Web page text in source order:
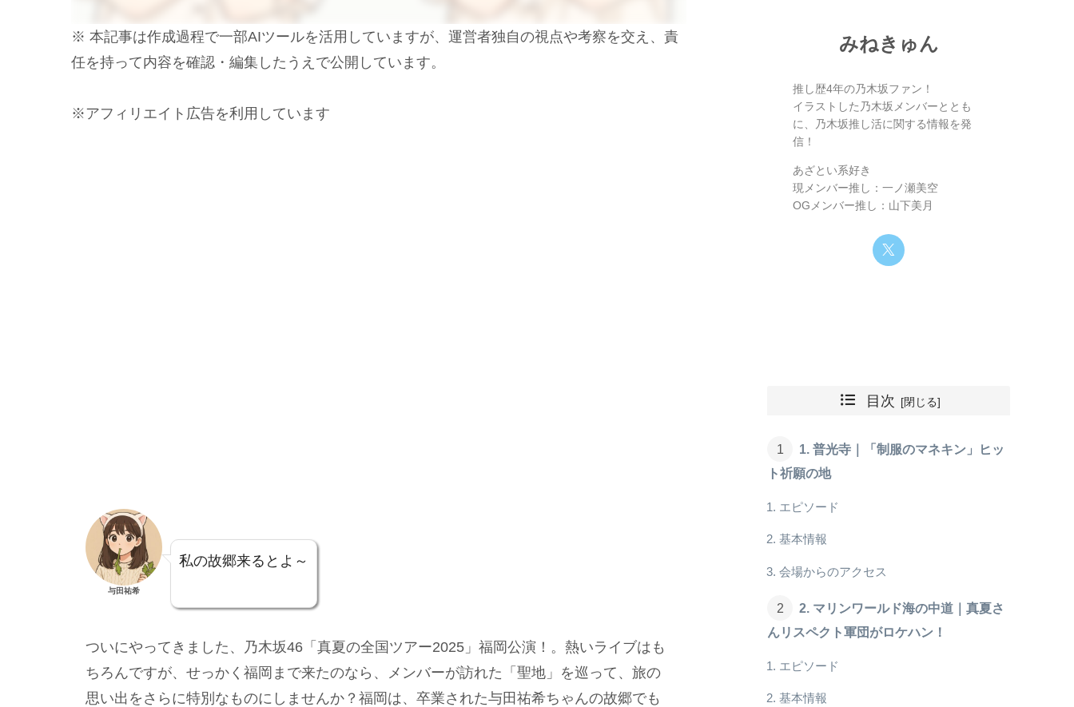
※ 本記事は作成過程で一部AIツールを活用していますが、運営者独自の視点や考察を交え、責
任を持って内容を確認・編集したうえで公開しています。
※アフィリエイト広告を利用しています
与田祐希
私の故郷来るとよ～
ついにやってきました、乃木坂46「真夏の全国ツアー2025」福岡公演！。熱いライブはも
ちろんですが、せっかく福岡まで来たのなら、メンバーが訪れた「聖地」を巡って、旅の
思い出をさらに特別なものにしませんか？福岡は、卒業された与田祐希ちゃんの故郷でも
みねきゅん
推し歴4年の乃木坂ファン！
イラストした乃木坂メンバーととも
に、乃木坂推し活に関する情報を発
信！
あざとい系好き
現メンバー推し：一ノ瀬美空
OGメンバー推し：山下美月
目次
1. 普光寺｜「制服のマネキン」ヒッ
ト祈願の地
エピソード
基本情報
会場からのアクセス
2. マリンワールド海の中道｜真夏さ
んリスペクト軍団がロケハン！
エピソード
基本情報